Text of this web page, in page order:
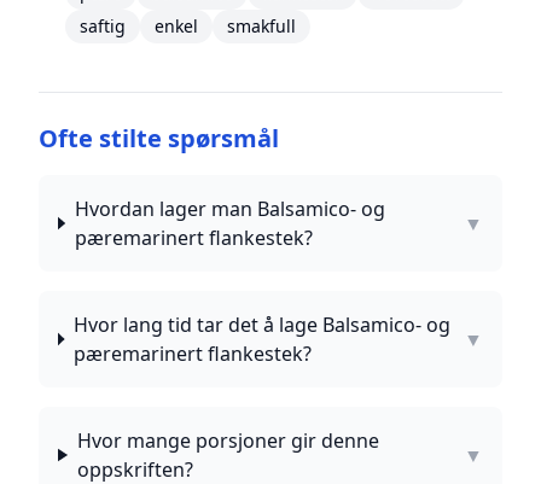
saftig
enkel smakfull
Ofte stilte spørsmål
Hvordan lager man Balsamico- og
pæremarinert flankestek?
▼
Hvor lang tid tar det å lage Balsamico- og
pæremarinert flankestek?
▼
Hvor mange porsjoner gir denne
oppskriften?
▼